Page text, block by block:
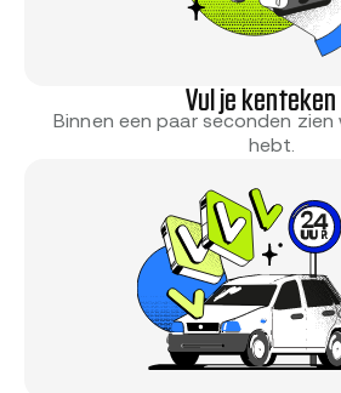
Vul je kenteken
Binnen een paar seconden
hebt.